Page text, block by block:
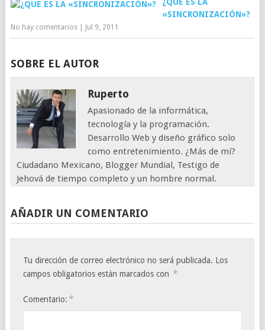
«SINCRONIZACIÓN»?
No hay comentarios| Jul 9, 2011
SOBRE EL AUTOR
Ruperto
Apasionado de la informática,
tecnología y la programación.
Desarrollo Web y diseño gráfico solo
como entretenimiento. ¿Más de mí?
Ciudadano Mexicano, Blogger Mundial, Testigo de
Jehová de tiempo completo y un hombre normal.
AÑADIR UN COMENTARIO
Tu dirección de correo electrónico no será publicada. Los
campos obligatorios están marcados con *
Comentario: *